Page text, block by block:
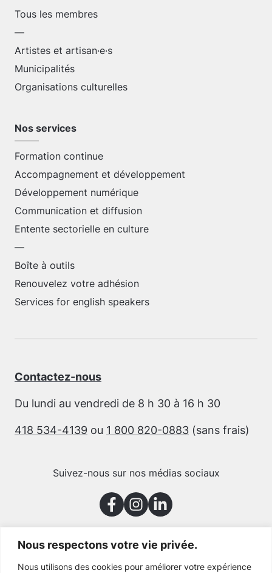
Nous respectons votre vie privée.
Nous utilisons des cookies pour améliorer votre expérience
Tous les membres
—
Artistes et artisan·e·s
Municipalités
Organisations culturelles
Nos services
Formation continue
Accompagnement et développement
Développement numérique
Communication et diffusion
Entente sectorielle en culture
—
Boîte à outils
Renouvelez votre adhésion
Services for english speakers
Contactez-nous
Du lundi au vendredi de 8 h 30 à 16 h 30
418 534-4139 ou 1 800 820-0883 (sans frais)
Suivez-nous sur nos médias sociaux
Merci à nos partenaires